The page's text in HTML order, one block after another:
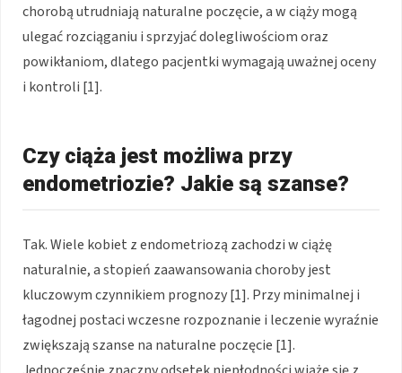
chorobą utrudniają naturalne poczęcie, a w ciąży mogą
ulegać rozciąganiu i sprzyjać dolegliwościom oraz
powikłaniom, dlatego pacjentki wymagają uważnej oceny
i kontroli [1].
Czy ciąża jest możliwa przy
endometriozie? Jakie są szanse?
Tak. Wiele kobiet z endometriozą zachodzi w ciążę
naturalnie, a stopień zaawansowania choroby jest
kluczowym czynnikiem prognozy [1]. Przy minimalnej i
łagodnej postaci wczesne rozpoznanie i leczenie wyraźnie
zwiększają szanse na naturalne poczęcie [1].